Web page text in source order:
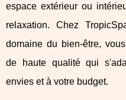
espace extérieur ou
relaxation. Chez
domaine du bien-être,
de haute qualité qui
envies et à votre budget.